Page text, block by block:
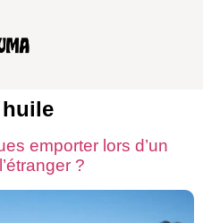
emporter lors d’un
?